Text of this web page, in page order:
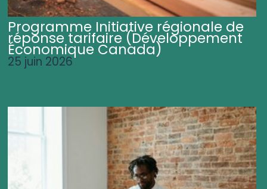
Programme Initiative régionale de
réponse tarifaire (Développement
Économique Canada)
25 juin 2026